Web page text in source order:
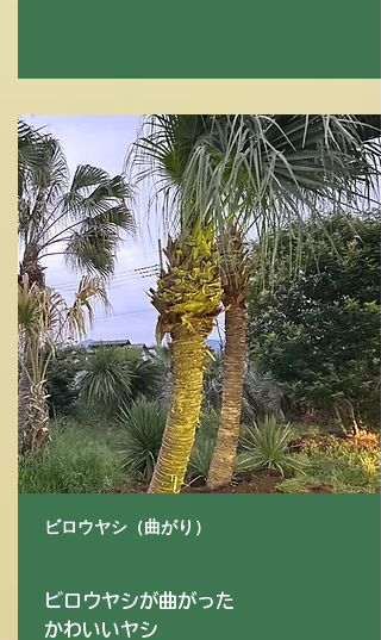
ビロウヤシ（曲がり）
ビロウヤシが曲がった
かわいいヤシ